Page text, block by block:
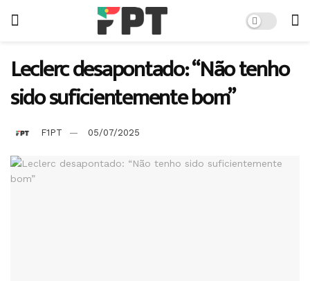
Leclerc desapontado: “Não tenho
sido suficientemente bom”
F1PT 05/07/2025